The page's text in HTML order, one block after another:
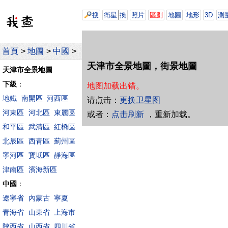
首頁 > 地圖 > 中國 >
天津市全景地圖
下級 ：
地鐵 南開區 河西區
河東區 河北區 東麗區
和平區 武清區 紅橋區
北辰區 西青區 薊州區
寧河區 寳坻區 靜海區
津南區 濱海新區
中國 ：
遼寧省
內蒙古 寧夏
青海省
山東省 上海市
搜 衛星 換 照片 區劃 地圖 地形 3D 測
天津市全景地圖，街景地圖
地图加载出错。
请点击： 更换卫星图
或者： 点击刷新 ，重新加载。